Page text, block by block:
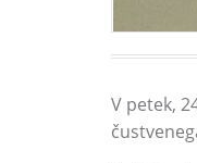
V petek,